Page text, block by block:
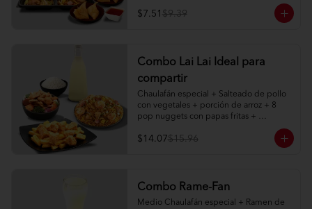
agridulce
2 limonadas naturales 250ml
$7.51 $9.39
Combo Lai Lai Ideal para
compartir
Chaulafán especial + Salteado de pollo
con vegetales + porción de arroz + 8
pop nuggets con papas fritas +
$14.07$15.96
Combo Rame-Fan
Medio Chaulafán especial + Ramen de